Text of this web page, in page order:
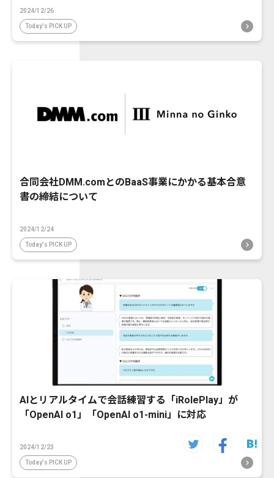
2024/12/26
Today's PICK UP
合同会社DMM.comとのBaaS事業にかかる基本合意
書の締結について
2024/12/24
Today's PICK UP
AIとリアルタイムで会話練習する「iRolePlay」が
「OpenAI o1」「OpenAI o1-mini」に対応
2024/12/23
Today's PICK UP